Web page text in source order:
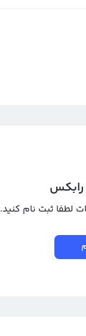
رابکس
لطفا ثبت نام کنید.